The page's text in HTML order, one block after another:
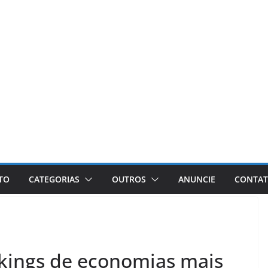
CATEGORIAS OUTROS ANUNCIE
de economias mais